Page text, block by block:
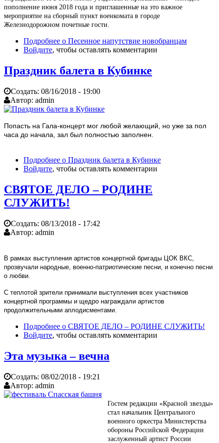
пополнение июня 2018 года и приглашенные на это важное
мероприятие на сборный пункт военкомата в городе
Железнодорожном почетные гости.
Подробнее о Песенное напутствие новобранцам
Войдите, чтобы оставлять комментарии
Праздник балета в Кубинке
Создать: 08/16/2018 - 19:00
Автор: admin
Попасть на Гала-концерт мог любой желающий, но уже за пол
часа до начала, зал был полностью заполнен.
Подробнее о Праздник балета в Кубинке
Войдите, чтобы оставлять комментарии
СВЯТОЕ ДЕЛО – РОДИНЕ
СЛУЖИТЬ!
Создать: 08/13/2018 - 17:42
Автор: admin
В рамках выступления артистов концертной бригады ЦОК ВКС,
прозвучали народные, военно-патриотические песни, и конечно песни
о любви.
С теплотой зрители принимали выступления всех участников
концертной программы и щедро награждали артистов
продолжительными аплодисментами.
Подробнее о СВЯТОЕ ДЕЛО – РОДИНЕ СЛУЖИТЬ!
Войдите, чтобы оставлять комментарии
Эта музыка – вечна
Создать: 08/02/2018 - 19:21
Автор: admin
Гостем редакции «Красной звезды»
стал начальник Центрального
военного оркестра Министерства
обороны Российской Федерации
заслуженный артист России